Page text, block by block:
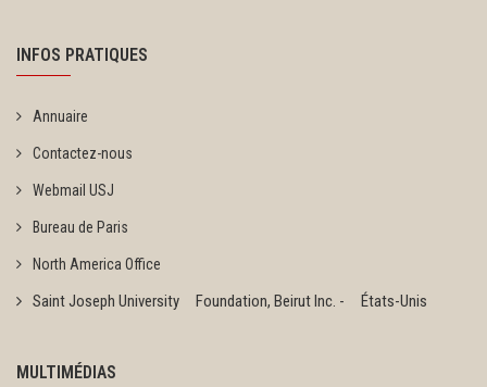
INFOS PRATIQUES
Annuaire
Contactez-nous
Webmail USJ
Bureau de Paris
North America Office
Saint Joseph University Foundation, Beirut Inc. - États-Unis
MULTIMÉDIAS